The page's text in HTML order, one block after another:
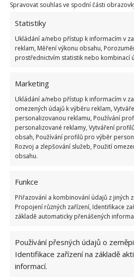
Spravovat souhlas ve spodní části
Statistiky
Ukládání a/nebo přístup k informacím v
reklam, Měření výkonu obsahu,
prostřednictvím statistik nebo kombinací
Marketing
Ukládání a/nebo přístup k informacím v
omezených údajů k výběru reklam,
personalizovanou reklamu, Používání
personalizované reklamy, Vytváření
obsah, Používání profilů pro výběr
Rozvoj a zlepšování služeb, Použití
obsahu.
Funkce
Přiřazování a kombinování údajů z jiných
Propojení různých zařízení, Identifikace
základě automaticky přenášených
Používání přesných údajů o
Identifikace zařízení na základě
informací.
Zavítat můžeme ale také do
květin a zvolit pro svou
květině rozhodně nebudou
teploty během léta. Roste
malými barevnými květy,
balkoně skutečnou ozdobou
hnojení a zalévání. Pokud
porostou, vytvoří si sama sobě
proti velkému teplu a přežije i